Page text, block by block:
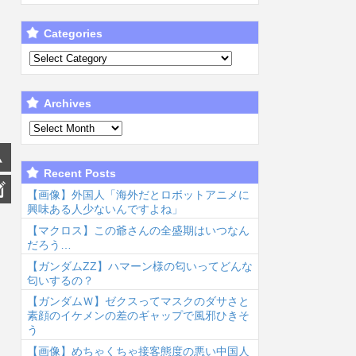
Categories
Archives
Recent Posts
【画像】外国人「海外だとロボットアニメに
興味ある人少ないんですよね」
【マクロス】この爺さんの全盛期はいつなん
だろう…
【ガンダムΖΖ】ハマーン様の匂いってどんな
匂いするの？
【ガンダムＷ】ゼクスってマスクのダサさと
素顔のイケメンの差のギャップで風邪ひきそ
う
【画像】めちゃくちゃ接客態度の悪い中国人